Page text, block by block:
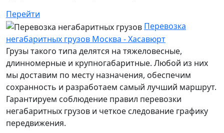
Перейти
Перевозка
негабаритных грузов Москва - Хасавюрт
Грузы такого типа делятся на тяжеловесные,
длинномерные и крупногабаритные. Любой из них
мы доставим по месту назначения, обеспечим
сохранность и разработаем самый лучший маршрут.
Гарантируем соблюдение правил перевозки
негабаритных грузов и четкое следование графику
передвижения.